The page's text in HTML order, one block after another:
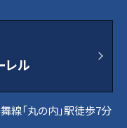
レル
線「丸の内」駅徒歩7分